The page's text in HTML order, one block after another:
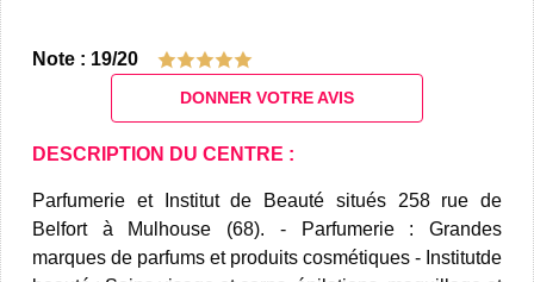
Note : 19/20
DONNER VOTRE AVIS
DESCRIPTION DU CENTRE :
Parfumerie et Institut de Beauté situés 258 rue de
Belfort à Mulhouse (68). - Parfumerie : Grandes
marques de parfums et produits cosmétiques - Institutde